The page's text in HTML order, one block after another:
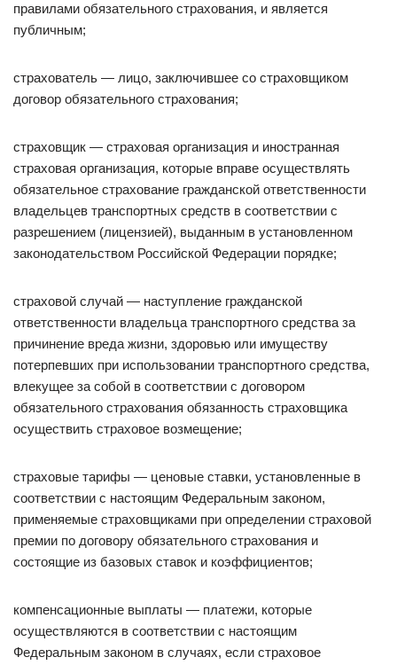
правилами обязательного страхования, и является
публичным;
страхователь — лицо, заключившее со страховщиком
договор обязательного страхования;
страховщик — страховая организация и иностранная
страховая организация, которые вправе осуществлять
обязательное страхование гражданской ответственности
владельцев транспортных средств в соответствии с
разрешением (лицензией), выданным в установленном
законодательством Российской Федерации порядке;
страховой случай — наступление гражданской
ответственности владельца транспортного средства за
причинение вреда жизни, здоровью или имуществу
потерпевших при использовании транспортного средства,
влекущее за собой в соответствии с договором
обязательного страхования обязанность страховщика
осуществить страховое возмещение;
страховые тарифы — ценовые ставки, установленные в
соответствии с настоящим Федеральным законом,
применяемые страховщиками при определении страховой
премии по договору обязательного страхования и
состоящие из базовых ставок и коэффициентов;
компенсационные выплаты — платежи, которые
осуществляются в соответствии с настоящим
Федеральным законом в случаях, если страховое